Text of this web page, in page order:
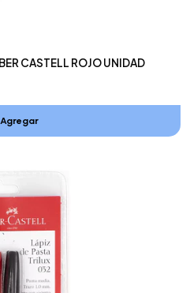
CASTELL ROJO UNIDAD
Agregar